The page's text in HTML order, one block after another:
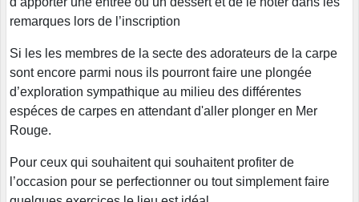
remarques lors de l’inscription
Si les les membres de la secte des adorateurs de la carpe
sont encore parmi nous ils pourront faire une plongée
d’exploration sympathique au milieu des différentes
espéces de carpes en attendant d'aller plonger en Mer
Rouge.
Pour ceux qui souhaitent qui souhaitent profiter de
l’occasion pour se perfectionner ou tout simplement faire